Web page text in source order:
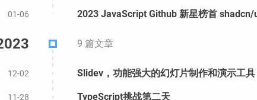
01-06 2023 JavaScript Github 新星榜首 shadcn/
9 篇文章
12-02 Slidev，功能强大的幻灯片制作和演示工具
11-28 TypeScript挑战第二天